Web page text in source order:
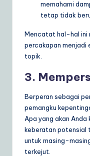
memahami
tetap tidak
Mencatat hal-hal ini
percakapan menjadi
topik.
3.
Berperan sebagai
pemangku
Apa yang akan
keberatan potensial
untuk masing-
terkejut.